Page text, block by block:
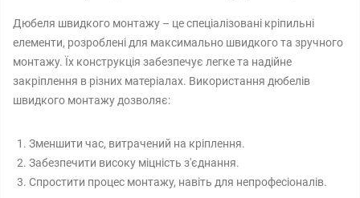
Дюбеля швидкого монтажу – це спеціалізовані кріпильні
елементи, розроблені для максимально швидкого та зручного
монтажу. Їх конструкція забезпечує легке та надійне
закріплення в різних матеріалах. Використання дюбелів
швидкого монтажу дозволяє:
Зменшити час, витрачений на кріплення.
Забезпечити високу міцність з'єднання.
Спростити процес монтажу, навіть для непрофесіоналів.